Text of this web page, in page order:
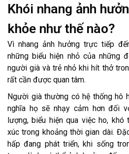
Khói nhang ảnh
khỏe như thế nào?
Vì nhang ảnh hưởng trực tiếp
những biểu hiện nhỏ của những
người già và trẻ nhỏ khi hít thở
rất cần được quan tâm.
Người già thường có hệ thống hô
nghĩa họ sẽ nhạy cảm hơn đối
lượng, biểu hiện qua việc ho, khó
xúc trong khoảng thời gian dài.
hấp đang phát triển, khi sống